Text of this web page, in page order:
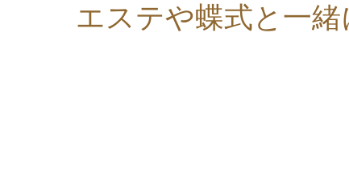
エステや蝶式と一緒